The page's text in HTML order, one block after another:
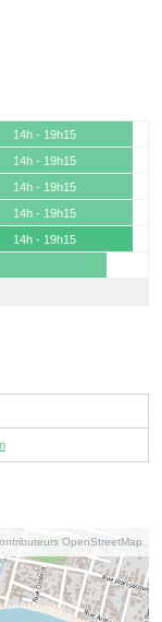
14h - 19h15
14h - 19h15
14h - 19h15
14h - 19h15
14h - 19h15
OpenStreetMap